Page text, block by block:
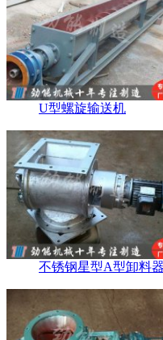
U型螺旋输送机
不锈钢星型A型卸料器